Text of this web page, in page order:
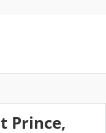
Prince,